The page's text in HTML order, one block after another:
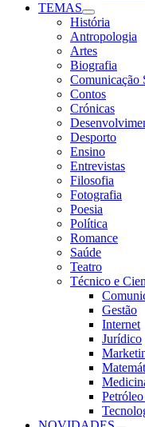
TEMAS
História
Antropologia
Artes
Biografia
Comunicação
Contos
Crónicas
Desporto
Ensino
Entrevistas
Filosofia
Fotografia
Poesia
Política
Romance
Saúde
Teatro
Técnico e
Gestão
Internet
Jurídico